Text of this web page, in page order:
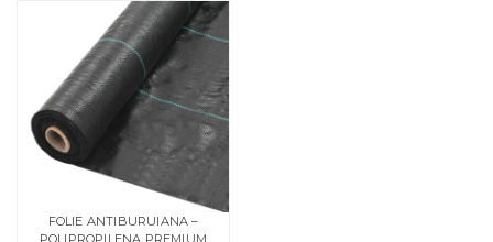
FOLIE ANTIBURUIANA –
POLIPROPILENA PREMIUM